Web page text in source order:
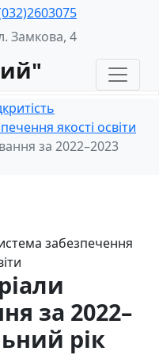
Замкова, 4
якості освіти
за 2022–2023
забезпечення
за 2022–
рік